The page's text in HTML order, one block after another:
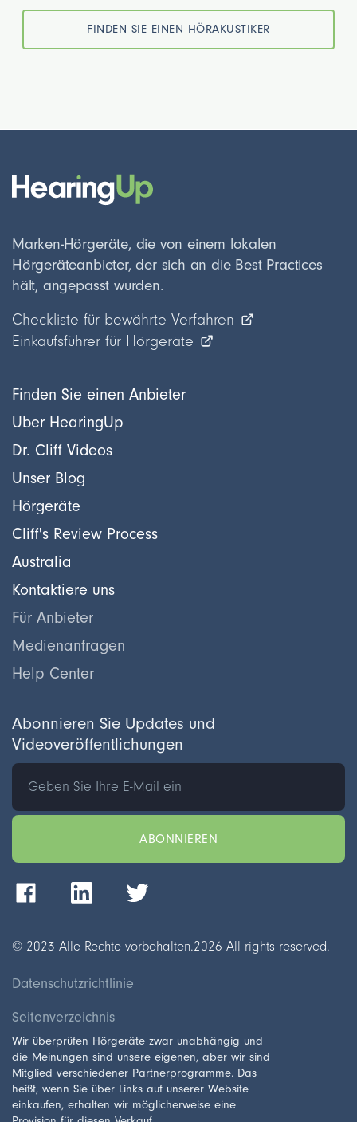
FINDEN SIE EINEN HÖRAKUSTIKER
Finden Sie einen Anbieter
Über HearingUp
Dr. Cliff Videos
Unser Blog
Hörgeräte
Cliff's Review Process
Australia
Kontaktiere uns
Für Anbieter
Medienanfragen
Help Center
Marken-Hörgeräte, die von einem lokalen
Hörgeräteanbieter, der sich an die Best Practices
hält, angepasst wurden.
Checkliste für bewährte Verfahren
Einkaufsführer für Hörgeräte
© 2023 Alle Rechte vorbehalten.2026 All rights reserved.
Datenschutzrichtlinie
Seitenverzeichnis
Wir überprüfen Hörgeräte zwar unabhängig und
die Meinungen sind unsere eigenen, aber wir sind
Mitglied verschiedener Partnerprogramme. Das
heißt, wenn Sie über Links auf unserer Website
einkaufen, erhalten wir möglicherweise eine
Abonnieren Sie Updates und
Videoveröffentlichungen